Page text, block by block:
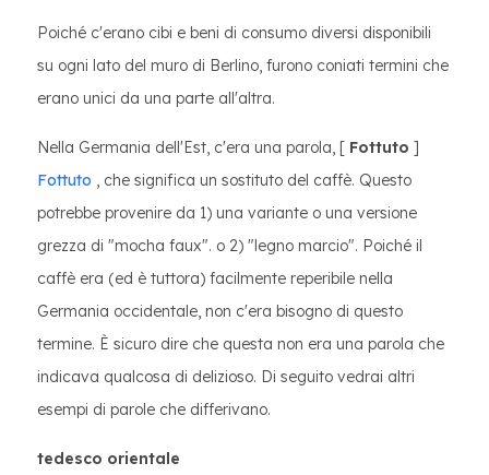
Poiché c'erano cibi e beni di consumo diversi disponibili
su ogni lato del muro di Berlino, furono coniati termini che
erano unici da una parte all'altra.
Nella Germania dell'Est, c'era una parola, [ Fottuto ]
Fottuto , che significa un sostituto del caffè. Questo
potrebbe provenire da 1) una variante o una versione
grezza di "mocha faux". o 2) "legno marcio". Poiché il
caffè era (ed è tuttora) facilmente reperibile nella
Germania occidentale, non c'era bisogno di questo
termine. È sicuro dire che questa non era una parola che
indicava qualcosa di delizioso. Di seguito vedrai altri
esempi di parole che differivano.
tedesco orientale